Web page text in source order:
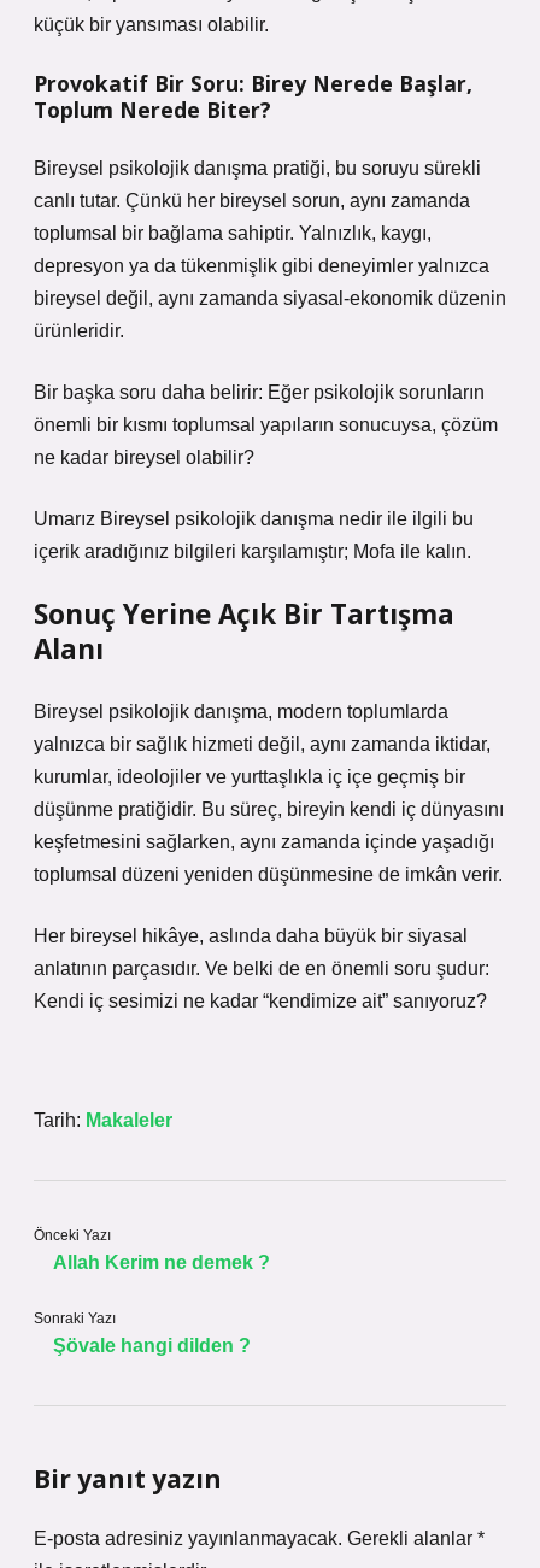
küçük bir yansıması olabilir.
Provokatif Bir Soru: Birey Nerede Başlar,
Toplum Nerede Biter?
Bireysel psikolojik danışma pratiği, bu soruyu sürekli
canlı tutar. Çünkü her bireysel sorun, aynı zamanda
toplumsal bir bağlama sahiptir. Yalnızlık, kaygı,
depresyon ya da tükenmişlik gibi deneyimler yalnızca
bireysel değil, aynı zamanda siyasal-ekonomik düzenin
ürünleridir.
Bir başka soru daha belirir: Eğer psikolojik sorunların
önemli bir kısmı toplumsal yapıların sonucuysa, çözüm
ne kadar bireysel olabilir?
Umarız Bireysel psikolojik danışma nedir ile ilgili bu
içerik aradığınız bilgileri karşılamıştır; Mofa ile kalın.
Sonuç Yerine Açık Bir Tartışma
Alanı
Bireysel psikolojik danışma, modern toplumlarda
yalnızca bir sağlık hizmeti değil, aynı zamanda iktidar,
kurumlar, ideolojiler ve yurttaşlıkla iç içe geçmiş bir
düşünme pratiğidir. Bu süreç, bireyin kendi iç dünyasını
keşfetmesini sağlarken, aynı zamanda içinde yaşadığı
toplumsal düzeni yeniden düşünmesine de imkân verir.
Her bireysel hikâye, aslında daha büyük bir siyasal
anlatının parçasıdır. Ve belki de en önemli soru şudur:
Kendi iç sesimizi ne kadar “kendimize ait” sanıyoruz?
Tarih: Makaleler
Önceki Yazı
Allah Kerim ne demek ?
Sonraki Yazı
Şövale hangi dilden ?
Bir yanıt yazın
E-posta adresiniz yayınlanmayacak. Gerekli alanlar *